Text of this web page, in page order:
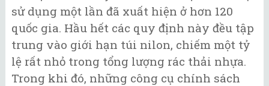
sử dụng một lần đã xuất hiện ở hơn 120
quốc gia. Hầu hết các quy định này đều tập
trung vào giới hạn túi nilon, chiếm một tỷ
lệ rất nhỏ trong tổng lượng rác thải nhựa.
Trong khi đó, những công cụ chính sách